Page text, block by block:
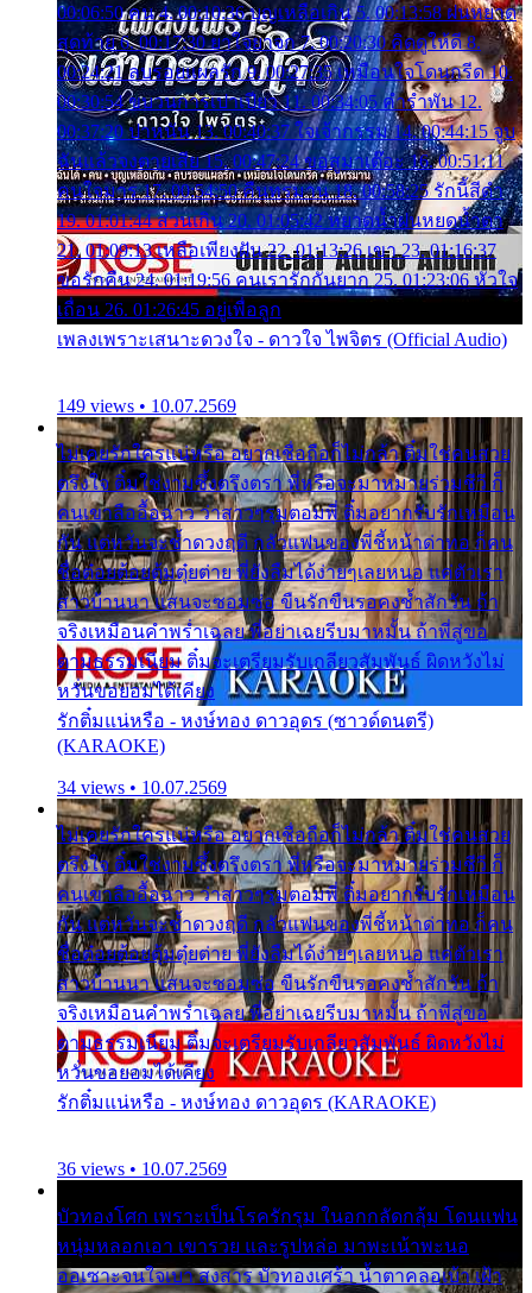
00:06:50 คน 4. 00:10:36 บุญเหลือเกิน 5. 00:13:58 ฝนหยาด
สุดท้าย 6. 00:17:30 ยาใจยาจก 7. 00:20:30 คิดดูให้ดี 8.
00:24:21 ลบรอยแผลรัก 9. 00:27:35 เหมือนใจโดนกรีด 10.
00:30:54 ขบวนการเปาเปียว 11. 00:34:05 คำรำพัน 12.
00:37:20 ปาหนัน 13. 00:40:37 ใจเจ้ากรรม 14. 00:44:15 จูบ
ฉันแล้วจงตายเสีย 15. 00:47:24 ขอสูมาเต๊อะ 16. 00:51:11
คนใจมาร 17. 00:54:50 คืนทรมาน 18. 00:58:25 รักนี้สีดำ
19. 01:01:44 ส่วนเกิน 20. 01:05:42 หยาดน้ำฝนหยดน้ำตา
21. 01:09:13 เหลือเพียงฝัน 22. 01:13:26 เขา 23. 01:16:37
ขอรักคืน 24. 01:19:56 คนเรารักกันยาก 25. 01:23:06 หัวใจ
เถื่อน 26. 01:26:45 อยู่เพื่อลูก
เพลงเพราะเสนาะดวงใจ - ดาวใจ ไพจิตร (Official Audio)
149 views • 10.07.2569
ไม่เคยรักใครแน่หรือ อยากเชื่อถือก็ไม่กล้า ติ๋มใช่คนสวย
ตรึงใจ ติ๋มใช่งามซึ้งตรึงตรา พี่หรือจะมาหมายร่วมชีวี ก็
คนเขาลืออื้อฉาว ว่าสาวๆรุมตอมพี่ ติ๋มอยากรับรักเหมือน
กัน แต่หวั่นจะช้ำดวงฤดี กลัวแฟนของพี่ชี้หน้าด่าทอ ก็คน
ชื่อต๋อยต้อยตุ้มตุ๋ยต่าย พี่ยังลืมได้ง่ายๆเลยหนอ แค่ตัวเรา
สาวบ้านนา แสนจะซอมซ่อ ขืนรักขืนรอคงช้ำสักวัน ถ้า
จริงเหมือนคำพร่ำเฉลย พี่อย่าเฉยรีบมาหมั้น ถ้าพี่สู่ขอ
ตามธรรมเนียม ติ๋มจะเตรียมรับเกลียวสัมพันธ์ ผิดหวังไม่
หวั่นขอยอมได้เคียง
รักติ๋มแน่หรือ - หงษ์ทอง ดาวอุดร (ซาวด์ดนตรี)
(KARAOKE)
34 views • 10.07.2569
ไม่เคยรักใครแน่หรือ อยากเชื่อถือก็ไม่กล้า ติ๋มใช่คนสวย
ตรึงใจ ติ๋มใช่งามซึ้งตรึงตรา พี่หรือจะมาหมายร่วมชีวี ก็
คนเขาลืออื้อฉาว ว่าสาวๆรุมตอมพี่ ติ๋มอยากรับรักเหมือน
กัน แต่หวั่นจะช้ำดวงฤดี กลัวแฟนของพี่ชี้หน้าด่าทอ ก็คน
ชื่อต๋อยต้อยตุ้มตุ๋ยต่าย พี่ยังลืมได้ง่ายๆเลยหนอ แค่ตัวเรา
สาวบ้านนา แสนจะซอมซ่อ ขืนรักขืนรอคงช้ำสักวัน ถ้า
จริงเหมือนคำพร่ำเฉลย พี่อย่าเฉยรีบมาหมั้น ถ้าพี่สู่ขอ
ตามธรรมเนียม ติ๋มจะเตรียมรับเกลียวสัมพันธ์ ผิดหวังไม่
หวั่นขอยอมได้เคียง
รักติ๋มแน่หรือ - หงษ์ทอง ดาวอุดร (KARAOKE)
36 views • 10.07.2569
บัวทองโศก เพราะเป็นโรครักรุม ในอกกลัดกลุ้ม โดนแฟน
หนุ่มหลอกเอา เขารวย และรูปหล่อ มาพะเน้าพะนอ
ออเซาะจนใจเบา สงสาร บัวทองเศร้า น้ำตาคลอเบ้า เฝ้า